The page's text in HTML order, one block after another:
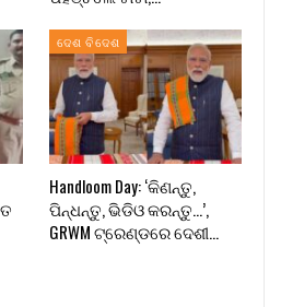
ଦେଶ ବିଦେଶ
Handloom Day: ‘କିଣନ୍ତୁ,
ପିନ୍ଧନ୍ତୁ, ଭିଡିଓ କରନ୍ତୁ…’,
GRWM ଟ୍ରେଣ୍ଡରେ ଦେଶୀ…